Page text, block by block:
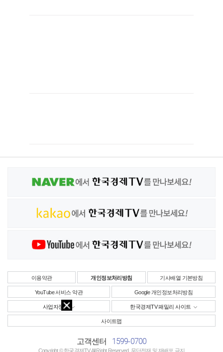
이용약관 개인정보처리방침 기사배열 기본방침
YouTube 서비스 약관 Google 개인정보처리방침
사업자정보 한국경제TV 패밀리 사이트
사이트맵
고객센터 1599-0700
Copyright © 한국경제TV All Right Reserved. 무단전재 및 재배포 금지